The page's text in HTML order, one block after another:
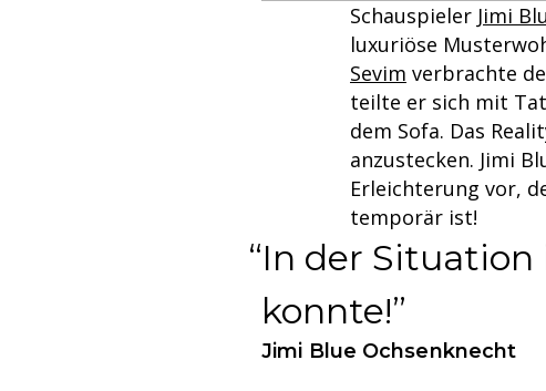
Schauspieler Jimi
luxuriöse
Sevim verbrachte
teilte er sich mit
dem Sofa. Das
anzustecken. Jimi
Erleichterung vor,
temporär ist!
In der Situation
konnte!
Jimi Blue Ochsenknecht